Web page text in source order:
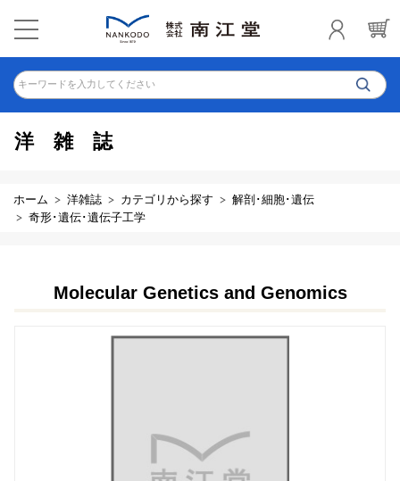
キーワードを入力してください
洋雑誌
ホーム 洋雑誌 カテゴリから探す
解剖･細胞･遺伝
奇形･遺伝･遺伝子工学
Molecular Genetics and Genomics